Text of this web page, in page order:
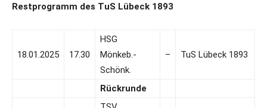
Restprogramm des TuS Lübeck 1893
18.01.2025 17.30
HSG
Mönkeb.-
Schönk.
– TuS Lübeck 1893
Rückrunde